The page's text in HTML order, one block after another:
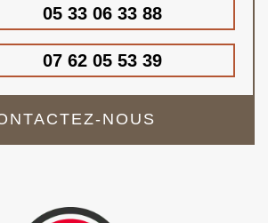
05 33 06 33 88
07 62 05 53 39
NOUS